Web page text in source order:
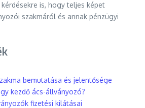
is, hogy teljes képet
szakmáról és annak pénzügyi
bemutatása és jelentősége
kezdő ács-állványozó?
fizetési kilátásai